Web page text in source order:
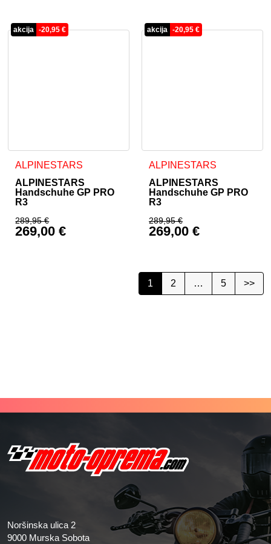
akcija -20,95€
ALPINESTARS
ALPINESTARS
Handschuhe GP PRO
R3
289,95€
Ursprünglicher Preis war: 289,95 €
269,00€
Dieses Produkt weist mehrere Varianten auf. Die
akcija -20,95 €
ALPINESTARS
ALPINESTARS
Handschuhe GP PRO
R3
289,95€
Ursprünglicher
269,00 €
Dieses Produkt weist
1 2 … 5 >>
Noršinska ulica 2
9000 Murska Sobota